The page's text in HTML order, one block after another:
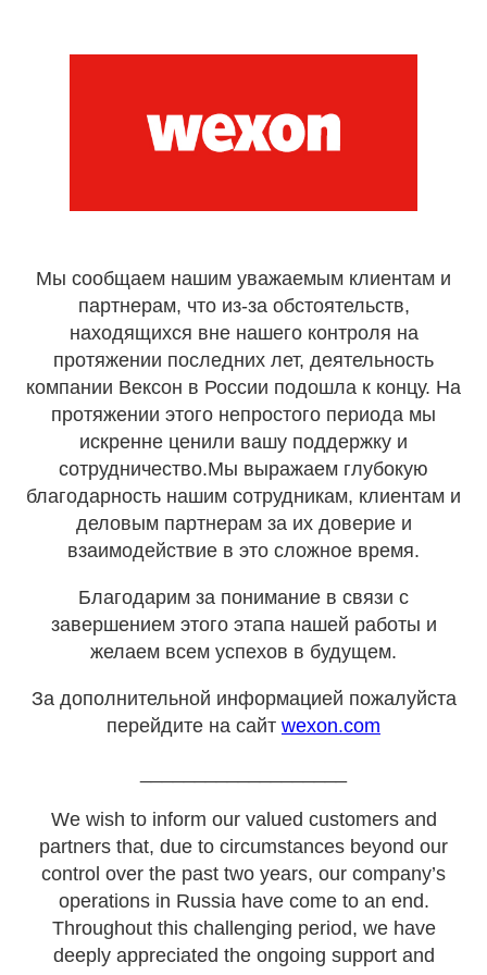
Мы сообщаем нашим уважаемым клиентам и
партнерам, что из-за обстоятельств,
находящихся вне нашего контроля на
протяжении последних лет, деятельность
компании Вексон в России подошла к концу. На
протяжении этого непростого периода мы
искренне ценили вашу поддержку и
сотрудничество.Мы выражаем глубокую
благодарность нашим сотрудникам, клиентам и
деловым партнерам за их доверие и
взаимодействие в это сложное время.
Благодарим за понимание в связи с
завершением этого этапа нашей работы и
желаем всем успехов в будущем.
За дополнительной информацией пожалуйста
перейдите на сайт wexon.com
We wish to inform our valued customers and
partners that, due to circumstances beyond our
control over the past two years, our company’s
operations in Russia have come to an end.
Throughout this challenging period, we have
deeply appreciated the ongoing support and